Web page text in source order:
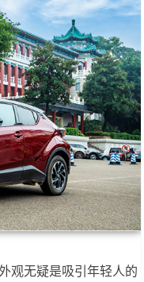
观无疑是吸引年轻人的